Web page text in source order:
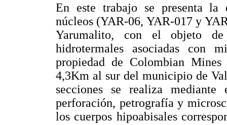
En este trabajo se presenta la
núcleos (YAR-06, YAR-017 y
Yarumalito, con el objeto
hidrotermales asociadas con
propiedad de Colombian
4,3Km al sur del municipio de
secciones se realiza
perforación, petrografía y
los cuerpos hipoabisales